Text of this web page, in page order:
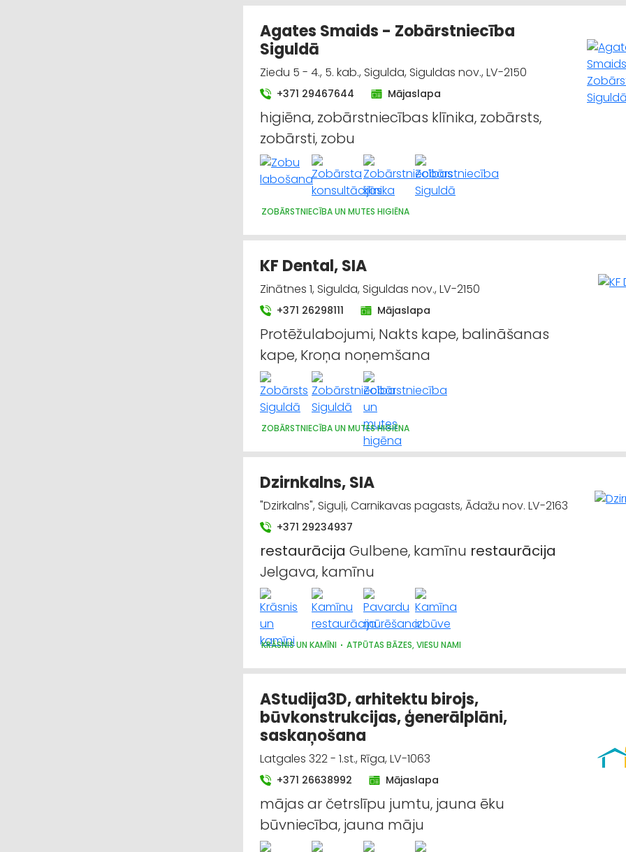
Agates Smaids - Zobārstniecība
Siguldā
Ziedu 5 - 4., 5. kab., Sigulda, Siguldas nov., LV-2150
+371 29467644 Mājaslapa
higiēna, zobārstniecības klīnika, zobārsts,
zobārsti, zobu
ZOBĀRSTNIECĪBA UN MUTES HIGIĒNA
KF Dental, SIA
Zinātnes 1, Sigulda, Siguldas nov., LV-2150
+371 26298111 Mājaslapa
Protēžulabojumi, Nakts kape, balināšanas
kape, Kroņa noņemšana
ZOBĀRSTNIECĪBA UN MUTES HIGIĒNA
Dzirnkalns, SIA
"Dzirkalns", Siguļi, Carnikavas pagasts, Ādažu nov. LV-2163
+371 29234937
restaurācija Gulbene, kamīnu restaurācija
Jelgava, kamīnu
KRĀSNIS UN KAMĪNI ATPŪTAS BĀZES, VIESU NAMI
AStudija3D, arhitektu birojs,
būvkonstrukcijas, ģenerālplāni,
saskaņošana
Latgales 322 - 1.st., Rīga, LV-1063
+371 26638992 Mājaslapa
mājas ar četrslīpu jumtu, jauna ēku
būvniecība, jauna māju